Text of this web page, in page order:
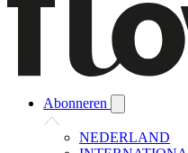
Abonneren
NEDERLAND